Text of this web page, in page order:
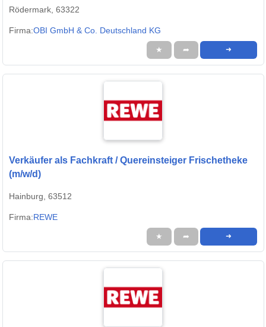
Rödermark, 63322
Firma:OBI GmbH & Co. Deutschland KG
★ ➦ ➜
Verkäufer als Fachkraft / Quereinsteiger Frischetheke
(m/w/d)
Hainburg, 63512
Firma:REWE
★ ➦ ➜